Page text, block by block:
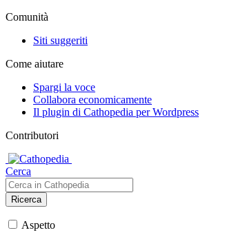
Comunità
Siti suggeriti
Come aiutare
Spargi la voce
Collabora economicamente
Il plugin di Cathopedia per Wordpress
Contributori
Cerca
Ricerca
Aspetto